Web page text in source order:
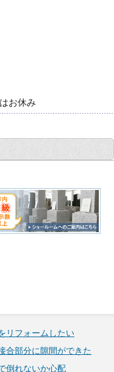
お休み
リフォームしたい
合部分に隙間ができた
倒れないか心配